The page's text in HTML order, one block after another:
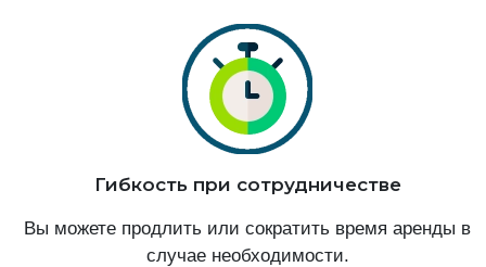
Гибкость при сотрудничестве
Вы можете продлить или сократить время аренды в
случае необходимости.